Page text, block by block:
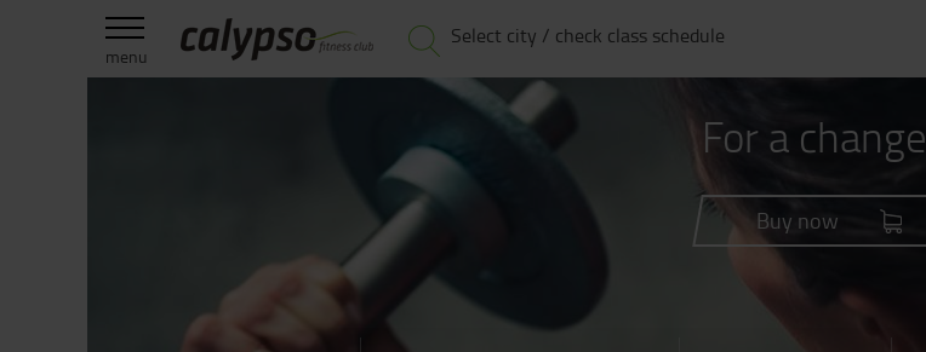
menu
Select city / check class schedule
For a change
Buy now